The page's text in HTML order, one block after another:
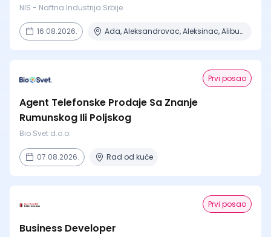
NIS - Naftna Industrija Srbije
16.08.2026. Ada, Aleksandrovac, Aleksinac, Alibunar, Apatin + 206 mesta
Prvi posao
Agent Telefonske Prodaje Sa Znanje
Rumunskog Ili Poljskog
Bio Svet d.o.o.
07.08.2026. Rad od kuće
Prvi posao
Business Developer